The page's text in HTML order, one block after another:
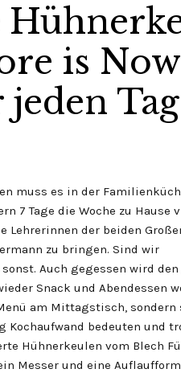
is Now
Tag
muss es in der
7 Tage die Woche zu Hause
der beiden
zu bringen. Sind wir
Auch gegessen wird den
Snack und Abendessen
am Mittagstisch, sondern
bedeuten und
Hühnerkeulen vom Blech
Messer und eine